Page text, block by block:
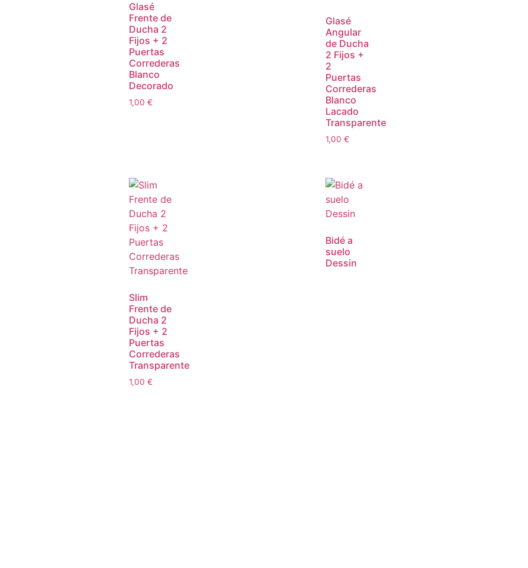
Glasé
Frente de
Ducha 2
Fijos + 2
Puertas
Correderas
Blanco
Decorado
1,00 €
Glasé
Angular
de Ducha
2 Fijos +
2
Puertas
Correderas
Blanco
Lacado
Transparente
1,00 €
Slim
Frente de
Ducha 2
Fijos + 2
Puertas
Correderas
Transparente
1,00 €
Bidé a
suelo
Dessin